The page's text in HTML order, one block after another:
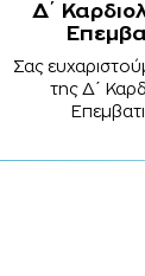
Δ΄
Σας
της Δ΄